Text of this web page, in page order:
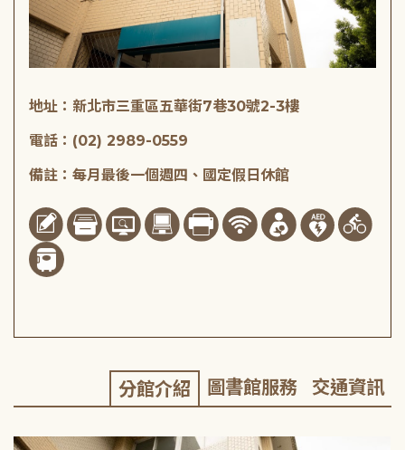
地址：新北市三重區五華街7巷30號2-3樓
電話：(02) 2989-0559
備註：每月最後一個週四、國定假日休館
分館介紹 圖書館服務 交通資訊